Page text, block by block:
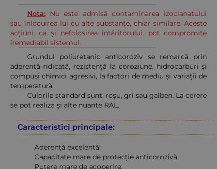
Nota:Nu este admisă contaminarea izocianatului
sau înlocuirea lui cu alte substanțe, chiar similare. Aceste
acțiuni, ca și nefolosirea întăritorului, pot compromite
iremediabil sistemul.
Grundul poliuretanic anticoroziv se remarcă prin
aderență ridicată, rezistență la coroziune, hidrocarburi și
compuși chimici agresivi, la factori de mediu și variații de
temperatură.
Culorile standard sunt: roșu, gri sau galben. La cerere
se pot realiza și alte nuanțe RAL.
Caracteristici principale:
Aderență excelentă;
Capacitate mare de protecție anticorozivă;
Putere mare de acoperire;